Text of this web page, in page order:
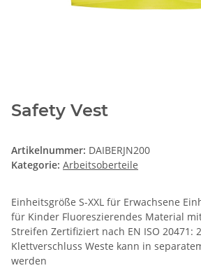
Safety Vest
Artikelnummer: DAIBERJN200
Kategorie: Arbeitsoberteile
Einheitsgröße S-XXL für Erwachsene
für Kinder Fluoreszierendes Material
Streifen Zertifiziert nach EN ISO 20471:
Klettverschluss Weste kann in
werden